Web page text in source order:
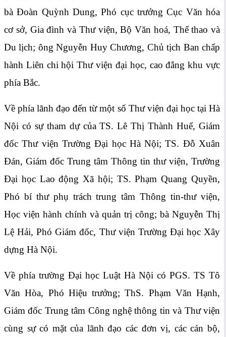
bà Đoàn Quỳnh Dung, Phó cục trưởng Cục Văn hóa
cơ sở, Gia đình và Thư viện, Bộ Văn hoá, Thể thao và
Du lịch; ông Nguyễn Huy Chương, Chủ tịch Ban chấp
hành Liên chi hội Thư viện đại học, cao đẳng khu vực
phía Bắc.
Về phía lãnh đạo đến từ một số Thư viện đại học tại Hà
Nội có sự tham dự của TS. Lê Thị Thành Huế, Giám
đốc Thư viện Trường Đại học Hà Nội; TS. Đỗ Xuân
Đán, Giám đốc Trung tâm Thông tin thư viện, Trường
Đại học Lao động Xã hội; TS. Phạm Quang Quyền,
Phó bí thư phụ trách trung tâm Thông tin-thư viện,
Học viện hành chính và quản trị công; bà Nguyễn Thị
Lệ Hải, Phó Giám đốc, Thư viện Trường Đại học Xây
dựng Hà Nội.
Về phía trường Đại học Luật Hà Nội có PGS. TS Tô
Văn Hòa, Phó Hiệu trưởng; ThS. Phạm Văn Hạnh,
Giám đốc Trung tâm Công nghệ thông tin và Thư viện
cùng sự có mặt của lãnh đạo các đơn vị, các cán bộ,